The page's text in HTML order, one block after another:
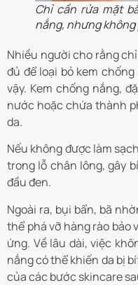
Chỉ cần rửa mặt
nắng, nhưng không
Nhiều người cho rằng
đủ để loại bỏ kem
vậy. Kem chống nắng,
nước hoặc chứa thành
da.
Nếu không được làm
trong lỗ chân lông, gây
đầu đen.
Ngoài ra, bụi bẩn, bã
thể phá vỡ hàng rào bảo
ứng. Về lâu dài, việc
nắng có thể khiến da bị
của các bước skincare